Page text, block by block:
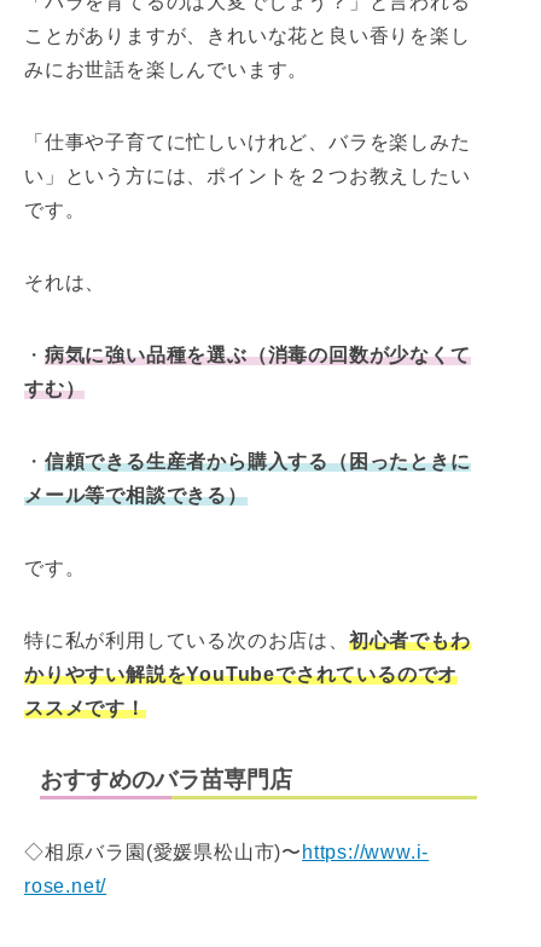
ことがありますが、きれいな花と良い香りを楽し
みにお世話を楽しんでいます。
「仕事や子育てに忙しいけれど、バラを楽しみた
い」という方には、ポイントを２つお教えしたい
です。
それは、
・ 病気に強い品種を選ぶ（消毒の回数が少なくて
すむ）
・ 信頼できる生産者から購入する（困ったときに
メール等で相談できる）
です。
特に私が利用している次のお店は、 初心者でもわ
かりやすい解説をYouTubeでされているのでオ
ススメです！
おすすめのバラ苗専門店
◇相原バラ園(愛媛県松山市)〜 https://www.i-
rose.net/